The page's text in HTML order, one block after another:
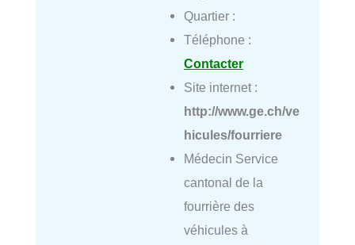
Quartier :
Téléphone :
Contacter
Site internet :
http://www.ge.ch/ve
hicules/fourriere
Médecin Service
cantonal de la
fourrière des
véhicules à